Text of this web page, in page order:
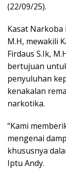
(22/09/25).
Kasat Narkoba
M.H, mewakili
Firdaus S.Ik,
bertujuan
penyuluhan
kenakalan
narkotika.
“Kami
mengenai
khususnya
Iptu Andy.